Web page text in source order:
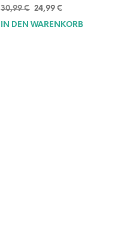
30,99€ Ursprünglicher
Preis
24,99 €Aktueller
Preis
IN DEN WARENKORB